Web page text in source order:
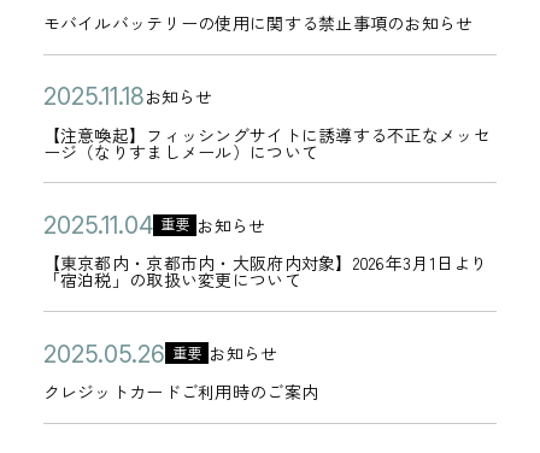
知
ら
せ
る
審
な
メ
ッ
セ
ー
ジ
に
ご
注
ら
せ
鉄
テ
ル
ズ
ク
ラ
ブ
＞
セ
キ
ュ
1
8
日
】
3
/
0
降
＜
相
鉄
ホ
テ
2
2
6
日
ー
で
の
チ
ェ
ッ
ク
イ
ン
方
に
つ
き
モバイルバッテリーの使用に関する禁止事項のお知らせ
開
日
0
2
5
年
1
2
月
テ
リ
ー
バ
イ
ル
バ
ッ
テ
リ
ー
の
用
に
【注意喚起】フィッシングサイトに誘導する不正なメッセ
ージ（なりすましメール）について
公
開
日
2
0
年
1
月
カ
テ
ゴ
リ
ー
お知らせ
【
注
意
起
】
フ
ィ
ッ
シ
【東京都内・京都市内・大阪府内対象】2026年3月1日より
「宿泊税」の取扱い変更について
公
開
日
2
0
年
1
1
カ
テ
ゴ
リ
ー
重要 お知らせ
【
東
京
内
・
京
クレジットカードご利用時のご案内
公
開
日
2
0
2
カ
テ
重要 お知らせ
ク
レ
ジ